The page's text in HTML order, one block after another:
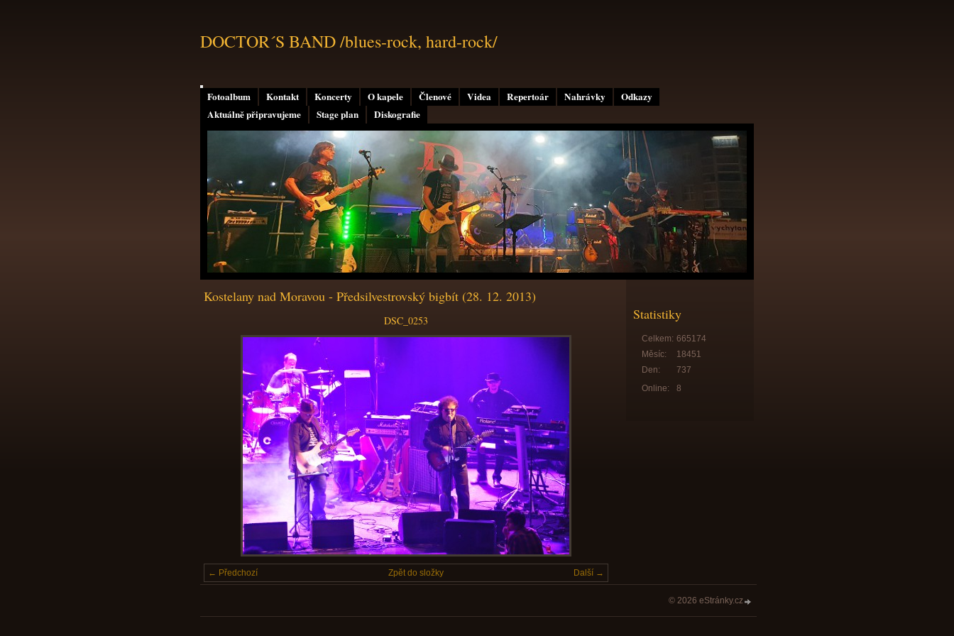
Fotoalbum Kontakt Koncerty O kapele Členové Videa Repertoár Nahrávky
Odkazy
Aktuálně připravujeme
Stage plan Diskografie
DOCTOR´S BAND /blues-rock, hard-rock/
Kostelany nad Moravou - Předsilvestrovský bigbít (28. 12. 2013)
DSC_0253
← Předchozí Další →
Zpět do složky
Statistiky
Online: 8
Celkem: 665174
Měsíc:
18451
Den:
737
© 2026 eStránky.cz